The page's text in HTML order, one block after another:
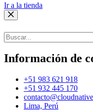
Ir a la tienda
Información de
+51 983 621 918
+51 932 445 170
Lima, Perú